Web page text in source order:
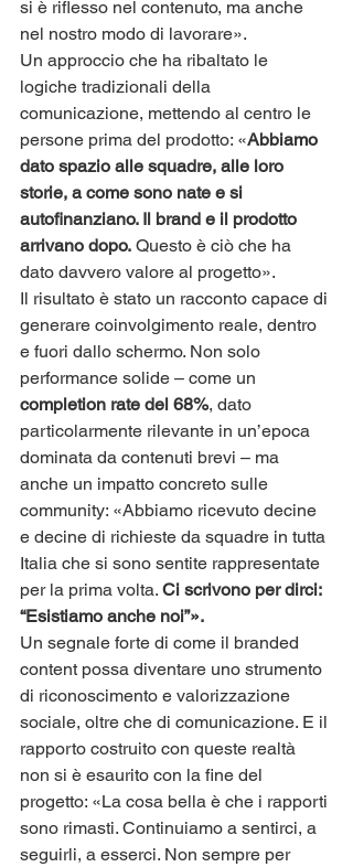
si è riflesso nel contenuto, ma anche
nel nostro modo di lavorare».
Un approccio che ha ribaltato le
logiche tradizionali della
comunicazione, mettendo al centro le
persone prima del prodotto: «Abbiamo
dato spazio alle squadre, alle loro
storie, a come sono nate e si
autofinanziano. Il brand e il prodotto
arrivano dopo. Questo è ciò che ha
dato davvero valore al progetto».
Il risultato è stato un racconto capace di
generare coinvolgimento reale, dentro
e fuori dallo schermo. Non solo
performance solide – come un
completion rate del 68%, dato
particolarmente rilevante in un’epoca
dominata da contenuti brevi – ma
anche un impatto concreto sulle
community: «Abbiamo ricevuto decine
e decine di richieste da squadre in tutta
Italia che si sono sentite rappresentate
per la prima volta. Ci scrivono per dirci:
“Esistiamo anche noi”».
Un segnale forte di come il branded
content possa diventare uno strumento
di riconoscimento e valorizzazione
sociale, oltre che di comunicazione. E il
rapporto costruito con queste realtà
non si è esaurito con la fine del
progetto: «La cosa bella è che i rapporti
sono rimasti. Continuiamo a sentirci, a
seguirli, a esserci. Non sempre per